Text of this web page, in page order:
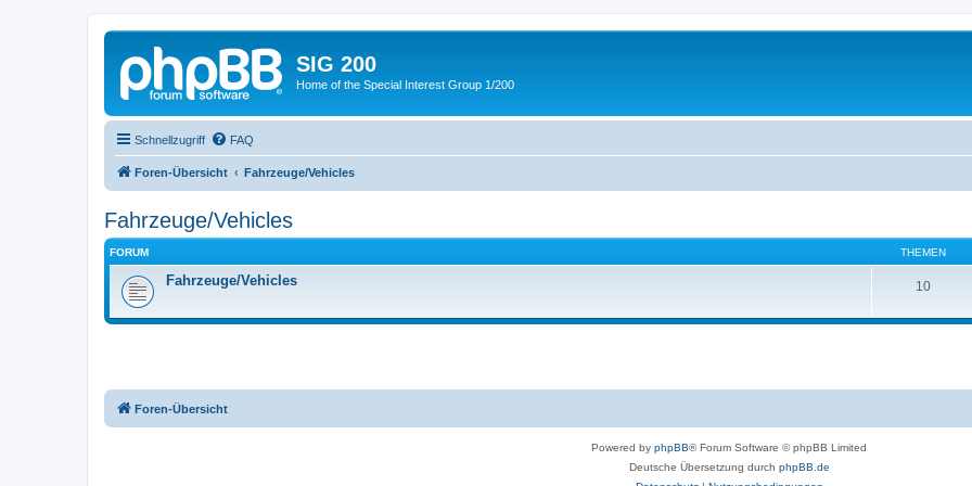
SIG 200
Home of the Special Interest Group 1/200
Schnellzugriff FAQ
Foren-Übersicht Fahrzeuge/Vehicles
Fahrzeuge/Vehicles
FORUM THEMEN
Fahrzeuge/Vehicles 10
Foren-Übersicht
Powered by phpBB® Forum Software © phpBB Limited
Deutsche Übersetzung durch phpBB.de